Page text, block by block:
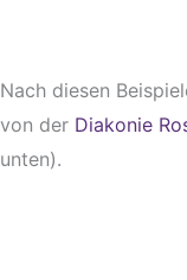
Nach diesen
von der Diakonie
unten).